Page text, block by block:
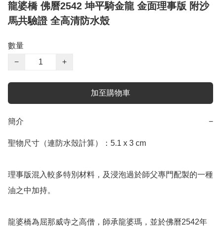
龍婆橋 佛曆2542 坤平騎金龍 金面理事版 附沙
馬共驗證 全高清防水殼
數量
−
+
加至購物車
簡介 −
聖物尺寸（連防水殼計算）：5.1 x 3 cm
理事版混入較多特別材料，及浸泡過於師父專門配製的一種
油之中加持。
龍婆橋為屈那威寺之高僧，師承龍婆瑪，並於佛曆2542年